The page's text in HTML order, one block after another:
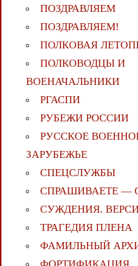
ПОЗДРАВЛЯЕМ
ПОЗДРАВЛЯЕМ!
ПОЛКОВАЯ
ПОЛКОВОДЦЫ И
ВОЕНАЧАЛЬНИКИ
РГАСПИ
РУБЕЖИ РОССИИ
РУССКОЕ
ЗАРУБЕЖЬЕ
СПЕЦСЛУЖБЫ
СПРАШИВАЕТЕ —
СУЖДЕНИЯ.
ТРАГЕДИЯ ПЛЕНА
ФАМИЛЬНЫЙ